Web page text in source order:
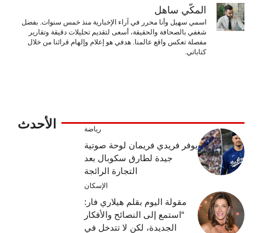
المكّي ساهل
اسمي سهيل وأنا محرر في آراء الإخبارية منذ خمس سنوات. بفضل
شغفي بالصحافة والحقيقة، أسعى لتقديم تحليلات دقيقة وتقارير
مفصلة تعكس واقع عالمنا. هدفي هو إعلام وإلهام قرائنا من خلال
كتاباتي.
الأحدث رياضة
يوفر فريدي فريمان لوحة صوتية
جيدة لطارق سكوبال بعد
التجارة الرائجة
الإسكان
مقولة اليوم بقلم هيلاري فار:
“استمع إلى النصائح والأفكار
الجديدة، لكن لا تتدخل في